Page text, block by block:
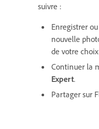
suivre :
Enregistrer
nouvelle
de votre
Continuer la
Expert.
Partager sur